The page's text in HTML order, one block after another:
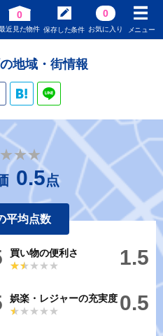
0
近見た物件 保存した条件
0
お気に入り メニュー
地域・街情報
0.5点
平均点数
買い物の便利さ
★★★★★
★★★★★ 1.5
娯楽・レジャーの充実度
★★★★★
★★★★★ 0.5